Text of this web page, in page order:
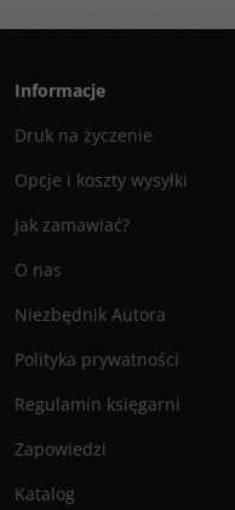
Informacje
Druk na życzenie
Opcje i koszty wysyłki
Jak zamawiać?
O nas
Niezbędnik Autora
Polityka prywatności
Regulamin księgarni
Zapowiedzi
Katalog